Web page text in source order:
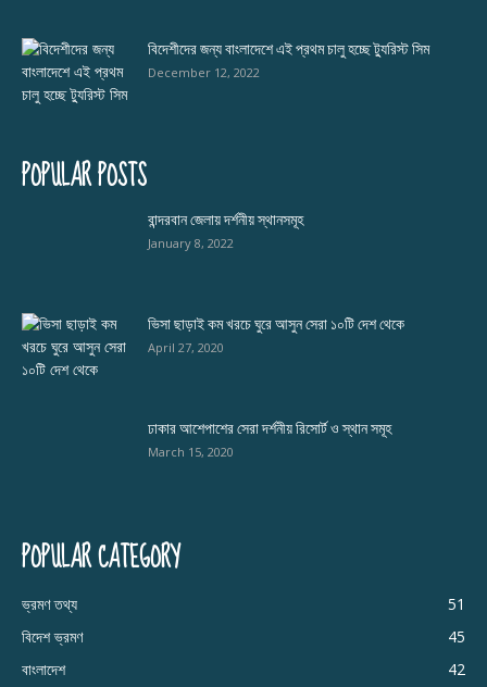
বিদেশীদের জন্য বাংলাদেশে এই প্রথম চালু হচ্ছে ট্যুরিস্ট সিম
December 12, 2022
POPULAR POSTS
বান্দরবান জেলায় দর্শনীয় স্থানসমূহ
January 8, 2022
ভিসা ছাড়াই কম খরচে ঘুরে আসুন সেরা ১০টি দেশ থেকে
April 27, 2020
ঢাকার আশেপাশের সেরা দর্শনীয় রিসোর্ট ও স্থান সমূহ
March 15, 2020
POPULAR CATEGORY
ভ্রমণ তথ্য
51
বিদেশ ভ্রমণ
45
বাংলাদেশ
42